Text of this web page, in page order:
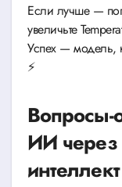
Если лучше —
увеличьте
Успех — модель,
⚡
Вопросы-
ИИ
интеллект